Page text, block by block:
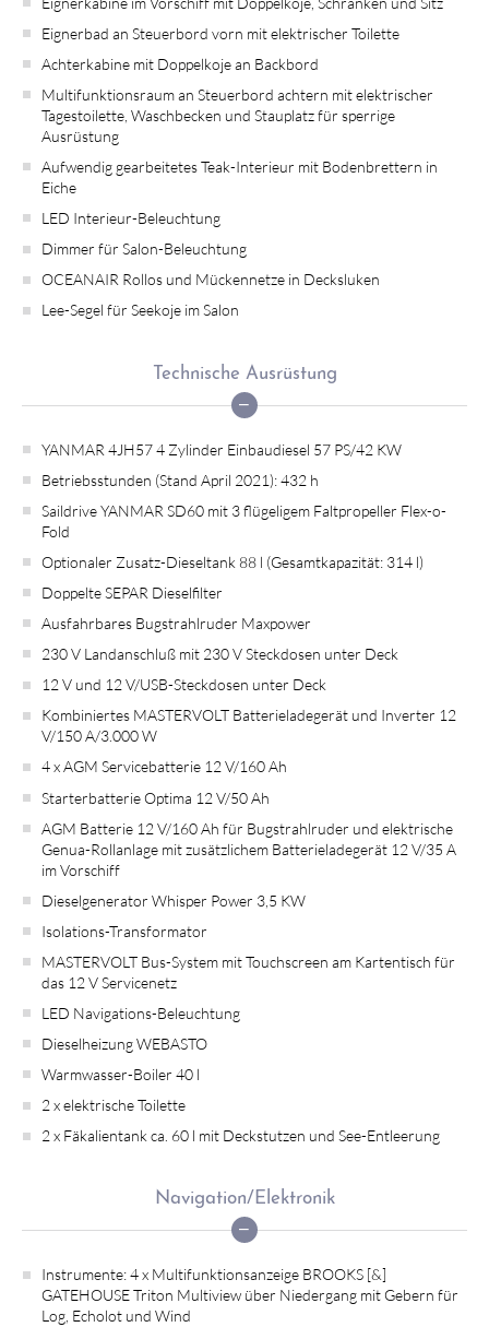
Eignerbad an Steuerbord vorn mit elektrischer Toilette
Achterkabine mit Doppelkoje an Backbord
Multifunktionsraum an Steuerbord achtern mit elektrischer
Tagestoilette, Waschbecken und Stauplatz für sperrige
Ausrüstung
Aufwendig gearbeitetes Teak-Interieur mit Bodenbrettern in
Eiche
LED Interieur-Beleuchtung
Dimmer für Salon-Beleuchtung
OCEANAIR Rollos und Mückennetze in Decksluken
Lee-Segel für Seekoje im Salon
Technische Ausrüstung
YANMAR 4JH57 4 Zylinder Einbaudiesel 57 PS/42 KW
Betriebsstunden (Stand April 2021): 432 h
Saildrive YANMAR SD60 mit 3 flügeligem Faltpropeller Flex-o-
Fold
Optionaler Zusatz-Dieseltank 88 l (Gesamtkapazität: 314 l)
Doppelte SEPAR Dieselfilter
Ausfahrbares Bugstrahlruder Maxpower
230 V Landanschluß mit 230 V Steckdosen unter Deck
12 V und 12 V/USB-Steckdosen unter Deck
Kombiniertes MASTERVOLT Batterieladegerät und Inverter 12
V/150 A/3.000 W
4 x AGM Servicebatterie 12 V/160 Ah
Starterbatterie Optima 12 V/50 Ah
AGM Batterie 12 V/160 Ah für Bugstrahlruder und elektrische
Genua-Rollanlage mit zusätzlichem Batterieladegerät 12 V/35 A
im Vorschiff
Dieselgenerator Whisper Power 3,5 KW
Isolations-Transformator
MASTERVOLT Bus-System mit Touchscreen am Kartentisch für
das 12 V Servicenetz
LED Navigations-Beleuchtung
Dieselheizung WEBASTO
Warmwasser-Boiler 40 l
2 x elektrische Toilette
2 x Fäkalientank ca. 60 l mit Deckstutzen und See-Entleerung
Navigation/Elektronik
Instrumente: 4 x Multifunktionsanzeige BROOKS [&]
GATEHOUSE Triton Multiview über Niedergang mit Gebern für
Log, Echolot und Wind